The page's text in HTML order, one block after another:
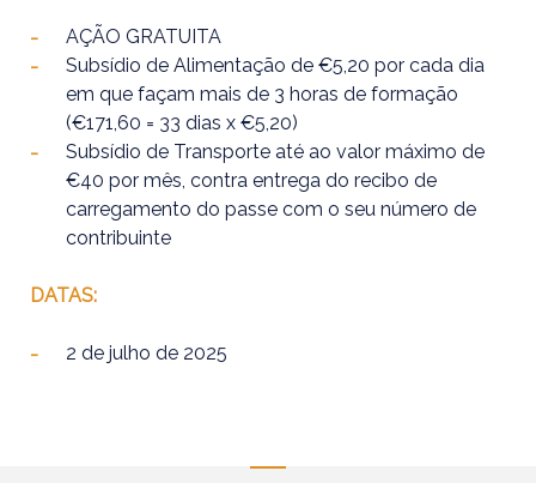
AÇÃO GRATUITA
Subsídio de Alimentação de €5,20 por cada dia
em que façam mais de 3 horas de formação
(€171,60 = 33 dias x €5,20)
Subsídio de Transporte até ao valor máximo de
€40 por mês, contra entrega do recibo de
carregamento do passe com o seu número de
contribuinte
DATAS:
2 de julho de 2025